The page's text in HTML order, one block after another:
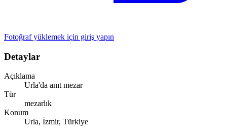
Fotoğraf yüklemek için giriş yapın
Detaylar
Açıklama
Urla'da anıt mezar
Tür
mezarlık
Konum
Urla, İzmir, Türkiye